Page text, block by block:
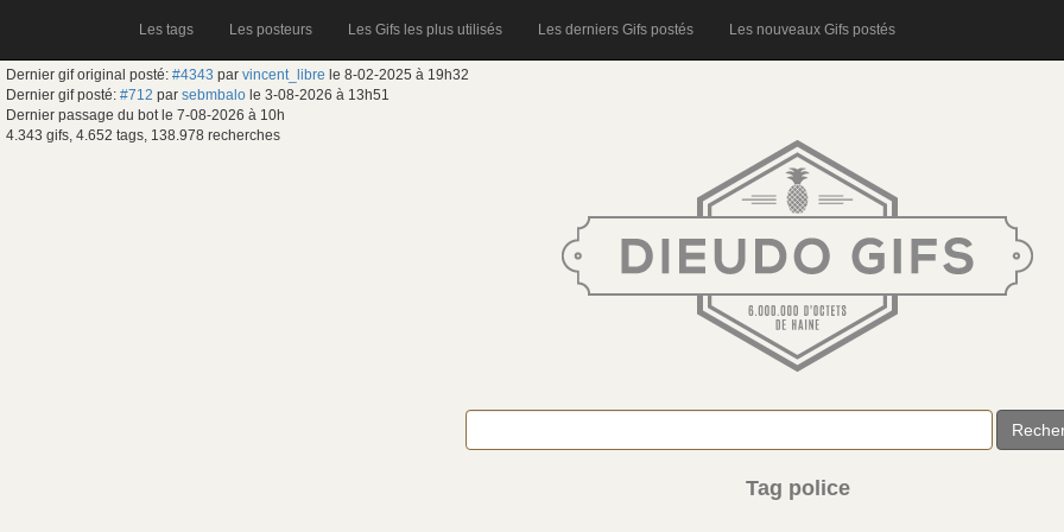
Les tags Les posteurs Les Gifs les plus utilisés Les derniers Gifs postés Les nouveaux Gifs postés
Dernier gif original posté: #4343 par vincent_libre le 8-02-2025 à 19h32
Dernier gif posté: #712 par sebmbalo le 3-08-2026 à 13h51
Dernier passage du bot le 7-08-2026 à 10h
4.343 gifs, 4.652 tags, 138.978 recherches
Tag police